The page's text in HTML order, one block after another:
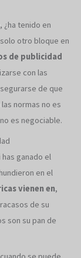
¿ha tenido en
otro bloque en
de publicidad
con las
de que
normas no es
es negociable.
ganado el
en el
vienen en,
de su
son su pan de